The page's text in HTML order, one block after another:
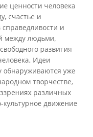
ценности человека
счастье и
и
между людьми,
развития
Идеи
обнаруживаются уже
творчестве,
различных
движение